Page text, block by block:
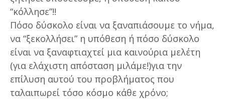
“κόλλησε”!!
Πόσο δύσκολο είναι να ξαναπιάσουμε το νήμα,
να “ξεκολλήσει” η υπόθεση ή πόσο δύσκολο
είναι να ξαναφτιαχτεί μια καινούρια μελέτη
(για ελάχιστη απόσταση μιλάμε!)για την
επίλυση αυτού του προβλήματος που
ταλαιπωρεί τόσο κόσμο κάθε χρόνο;